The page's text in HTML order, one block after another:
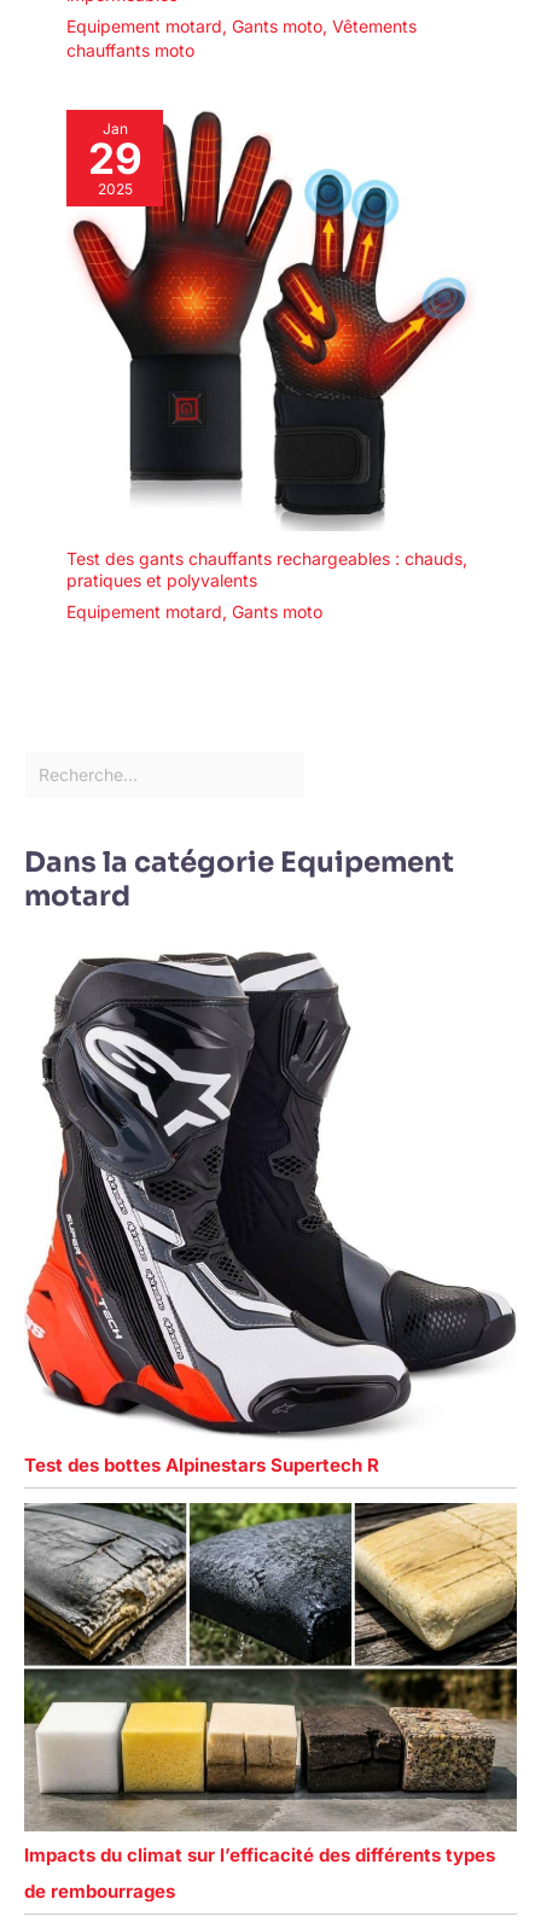
Equipement motard, Gants moto, Vêtements
chauffants moto
Jan
29
2025
Test des gants chauffants rechargeables : chauds,
pratiques et polyvalents
Equipement motard, Gants moto
Dans la catégorie Equipement
motard
Test des bottes Alpinestars Supertech R
Impacts du climat sur l’efficacité des différents types
de rembourrages